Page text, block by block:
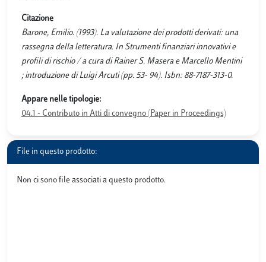
Citazione
Barone, Emilio. (1993). La valutazione dei prodotti derivati: una
rassegna della letteratura. In Strumenti finanziari innovativi e
profili di rischio / a cura di Rainer S. Masera e Marcello Mentini
; introduzione di Luigi Arcuti (pp. 53- 94). Isbn: 88-7187-313-0.
Appare nelle tipologie:
04.1 - Contributo in Atti di convegno (Paper in Proceedings)
File in questo prodotto:
Non ci sono file associati a questo prodotto.